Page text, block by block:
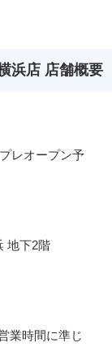
浜店 店舗概要
レオープン予
地下2階
業時間に準じ